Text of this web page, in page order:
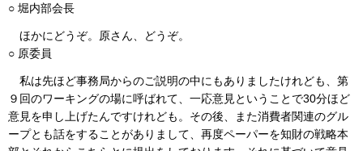
○ 堀内部会長
ほかにどうぞ。原さん、どうぞ。
○ 原委員
私は先ほど事務局からのご説明の中にもありましたけれども、第
９回のワーキングの場に呼ばれて、一応意見ということで30分ほど
意見を申し上げたんですけれども。その後、また消費者関連のグル
ープとも話をすることがありまして、再度ペーパーを知財の戦略本